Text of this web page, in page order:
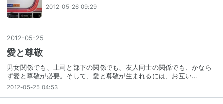
2012-05-26 09:29
2012-05-25
愛と尊敬
男女関係でも、上司と部下の関係でも、友人同士の関係でも、かなら
ず愛と尊敬が必要。そして、愛と尊敬が生まれるには、お互い…
2012-05-25 04:53